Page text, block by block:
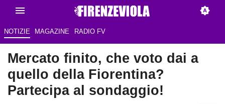
NOTIZIE MAGAZINE RADIO FV
Mercato finito, che voto dai a
quello della Fiorentina?
Partecipa al sondaggio!